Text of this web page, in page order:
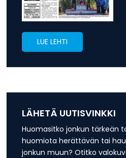
LUE LEHTI
LÄHETÄ UUTISVINKKI
Huomasitko jonkun tärkeän
huomiota herättävän tai
jonkun muun? Otitko